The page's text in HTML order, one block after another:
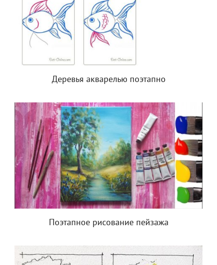
Деревья акварелью поэтапно
Поэтапное рисование пейзажа